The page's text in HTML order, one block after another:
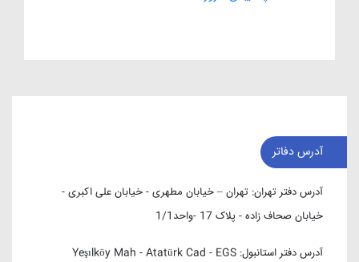
آدرس دفاتر
آدرس دفتر تهران: تهران – خیابان مطهری - خیابان علی اکبری -
خیابان صحاف زاده - پلاک 17 -واحد1/1
آدرس دفتر استانبول: Yeşılköy Mah - Atatürk Cad - EGS